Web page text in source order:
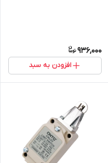
936,000
افزودن به سبد